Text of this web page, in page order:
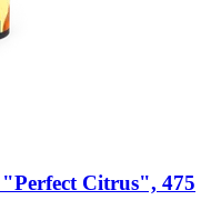
Citrus", 475